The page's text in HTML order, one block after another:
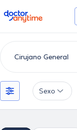
doctoranytime
Sexo